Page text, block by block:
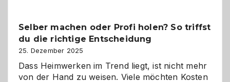
Herausforderungen
und
Zukunft
Selber machen oder Profi holen? So triffst
du die richtige Entscheidung
25. Dezember 2025
Dass Heimwerken im Trend liegt, ist nicht mehr
von der Hand zu weisen. Viele möchten Kosten